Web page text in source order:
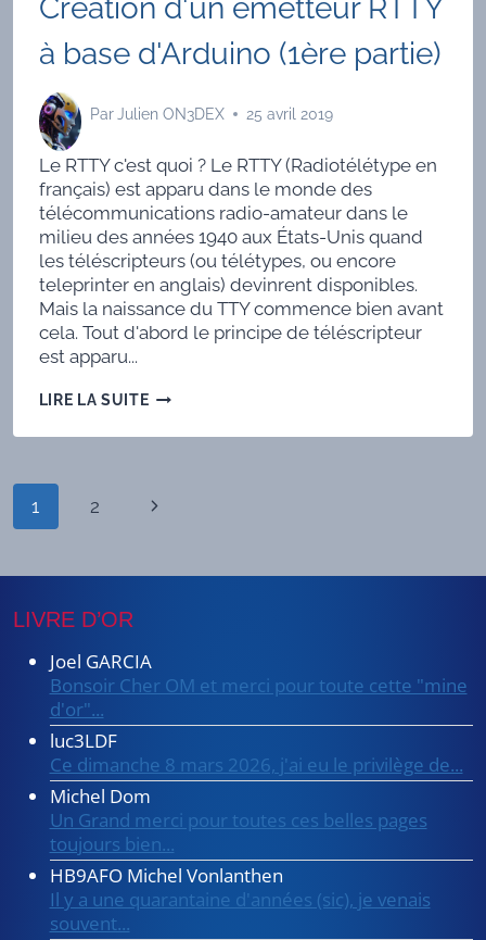
Création d'un émetteur RTTY
à base d'Arduino (1ère partie)
Par Julien ON3DEX 25 avril 2019
Le RTTY c'est quoi ? Le RTTY (Radiotélétype en
français) est apparu dans le monde des
télécommunications radio-amateur dans le
milieu des années 1940 aux États-Unis quand
les téléscripteurs (ou télétypes, ou encore
teleprinter en anglais) devinrent disponibles.
Mais la naissance du TTY commence bien avant
cela. Tout d'abord le principe de téléscripteur
est apparu...
LIRE LA SUITECRÉATION
ÉMETTEUR
D'ARDUINO
Navigation
1 2
Page
LIVRE D’OR
Joel GARCIA
Bonsoir Cher OM et merci pour toute cette "mine
d'or"...
luc3LDF
Ce dimanche 8 mars 2026, j'ai eu le privilège de...
Michel Dom
Un Grand merci pour toutes ces belles pages
toujours bien...
HB9AFO Michel Vonlanthen
Il y a une quarantaine d'années (sic), je venais
souvent...